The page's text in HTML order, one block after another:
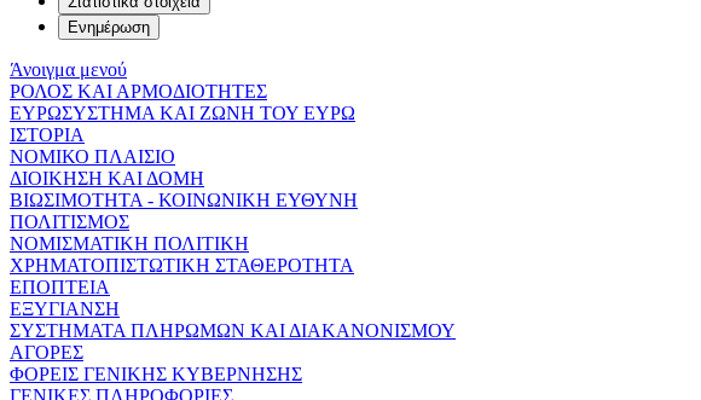
Ενημέρωση
Άνοιγμα μενού
ΡΟΛΟΣ ΚΑΙ ΑΡΜΟΔΙΟΤΗΤΕΣ
ΕΥΡΩΣΥΣΤΗΜΑ ΚΑΙ ΖΩΝΗ ΤΟΥ ΕΥΡΩ
ΙΣΤΟΡΙΑ
ΝΟΜΙΚΟ ΠΛΑΙΣΙΟ
ΔΙΟΙΚΗΣΗ ΚΑΙ ΔΟΜΗ
ΒΙΩΣΙΜΟΤΗΤΑ - ΚΟΙΝΩΝΙΚΗ ΕΥΘΥΝΗ
ΠΟΛΙΤΙΣΜΟΣ
ΝΟΜΙΣΜΑΤΙΚΗ ΠΟΛΙΤΙΚΗ
ΧΡΗΜΑΤΟΠΙΣΤΩΤΙΚΗ ΣΤΑΘΕΡΟΤΗΤΑ
ΕΠΟΠΤΕΙΑ
ΕΞΥΓΙΑΝΣΗ
ΣΥΣΤΗΜΑΤΑ ΠΛΗΡΩΜΩΝ ΚΑΙ ΔΙΑΚΑΝΟΝΙΣΜΟΥ
ΑΓΟΡΕΣ
ΦΟΡΕΙΣ ΓΕΝΙΚΗΣ ΚΥΒΕΡΝΗΣΗΣ
ΓΕΝΙΚΕΣ ΠΛΗΡΟΦΟΡΙΕΣ